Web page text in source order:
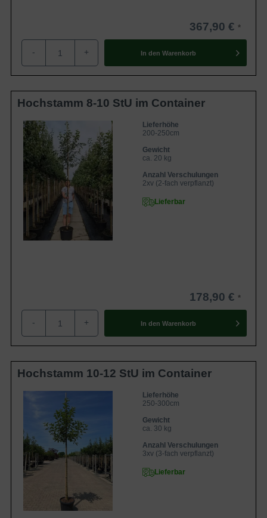
367,90 €
- + In den Warenkorb
Hochstamm 8-10 StU im Container
Lieferhöhe
200-250cm
Gewicht
ca. 20 kg
Anzahl Verschulungen
2xv (2-fach verpflanzt)
Lieferbar
178,90 €
- + In den Warenkorb
Hochstamm 10-12 StU im Container
Lieferhöhe
250-300cm
Gewicht
ca. 30 kg
Anzahl Verschulungen
3xv (3-fach verpflanzt)
Lieferbar